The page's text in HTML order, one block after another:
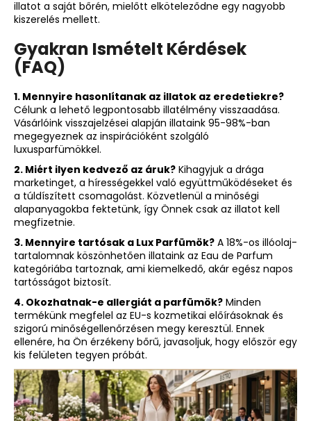
illatot a saját bőrén, mielőtt elköteleződne egy nagyobb
kiszerelés mellett.
Gyakran Ismételt Kérdések
(FAQ)
1. Mennyire hasonlítanak az illatok az eredetiekre?
Célunk a lehető legpontosabb illatélmény visszaadása.
Vásárlóink visszajelzései alapján illataink 95-98%-ban
megegyeznek az inspirációként szolgáló
luxusparfümökkel.
2. Miért ilyen kedvező az áruk? Kihagyjuk a drága
marketinget, a hírességekkel való együttműködéseket és
a túldíszített csomagolást. Közvetlenül a minőségi
alapanyagokba fektetünk, így Önnek csak az illatot kell
megfizetnie.
3. Mennyire tartósak a Lux Parfümök? A 18%-os illóolaj-
tartalomnak köszönhetően illataink az Eau de Parfum
kategóriába tartoznak, ami kiemelkedő, akár egész napos
tartósságot biztosít.
4. Okozhatnak-e allergiát a parfümök? Minden
termékünk megfelel az EU-s kozmetikai előírásoknak és
szigorú minőségellenőrzésen megy keresztül. Ennek
ellenére, ha Ön érzékeny bőrű, javasoljuk, hogy először egy
kis felületen tegyen próbát.